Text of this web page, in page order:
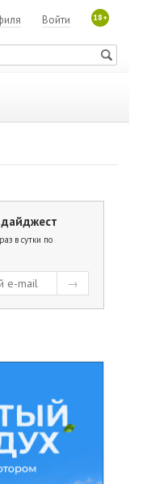
18+
Войти
в сутки по